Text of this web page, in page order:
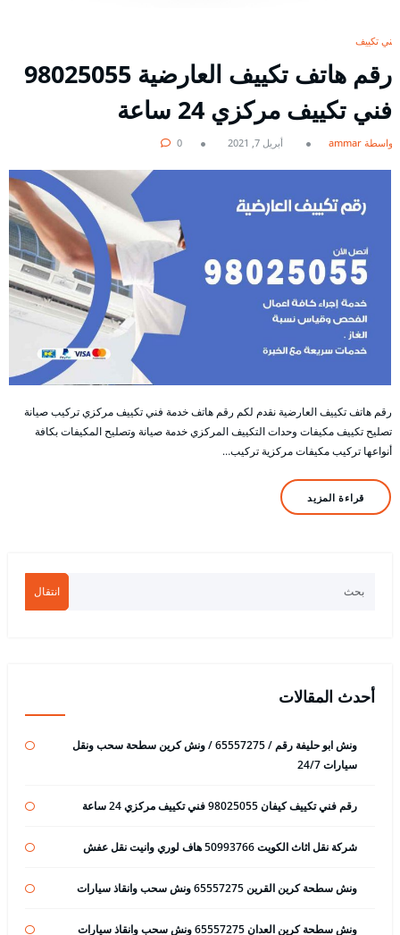
فني تكييف
رقم هاتف تكييف العارضية 98025055
فني تكييف مركزي 24 ساعة
بواسطة ammar أبريل 7, 2021 0
رقم هاتف تكييف العارضية نقدم لكم رقم هاتف خدمة فني تكييف مركزي تركيب صيانة
تصليح تكييف مكيفات وحدات التكييف المركزي خدمة صيانة وتصليح المكيفات بكافة
أنواعها تركيب مكيفات مركزية تركيب…
قراءة المزيد
انتقال
أحدث المقالات
ونش ابو حليفة رقم / 65557275 / ونش كرين سطحة سحب ونقل
سيارات 24/7
رقم فني تكييف كيفان 98025055 فني تكييف مركزي 24 ساعة
شركة نقل اثاث الكويت 50993766 هاف لوري وانيت نقل عفش
ونش سطحة كرين القرين 65557275 ونش سحب وانقاذ سيارات
ونش سطحة كرين العدان 65557275 ونش سحب وانقاذ سيارات